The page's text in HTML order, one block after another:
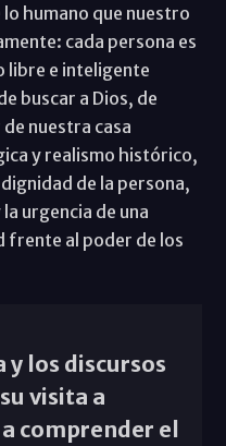
humano que nuestro
cada persona es
libre e inteligente
buscar a Dios, de
nuestra casa
y realismo histórico,
de la persona,
urgencia de una
frente al poder de los
visita a
comprender el